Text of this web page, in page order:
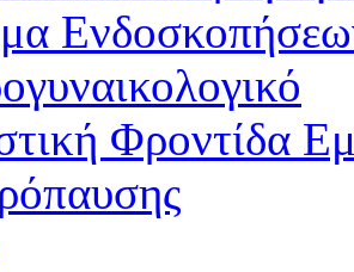
Φροντίδα